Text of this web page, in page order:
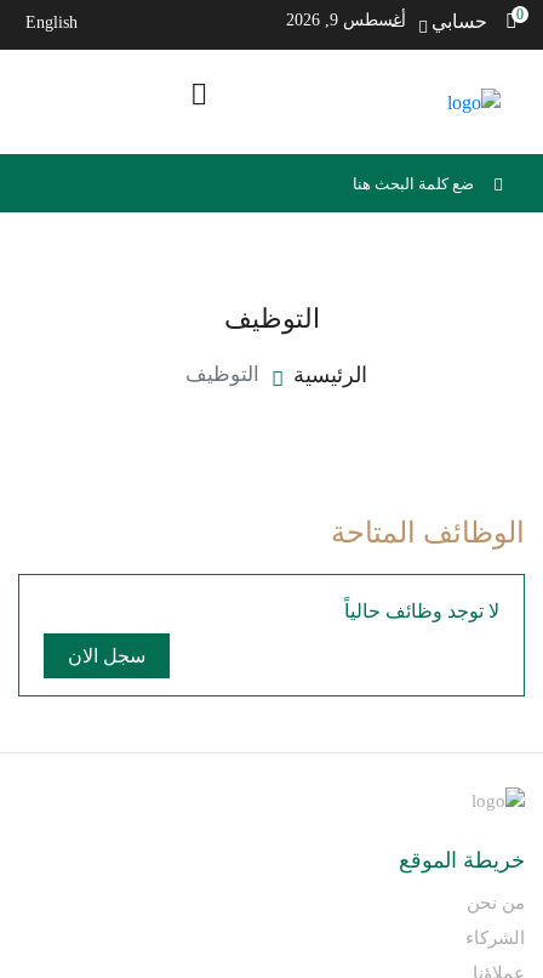
0 حسابي أغسطس 9, 2026 English
التوظيف
الرئيسية التوظيف
الوظائف المتاحة
لا توجد وظائف حالياً
سجل الان
خريطة الموقع
من نحن
الشركاء
عملاؤنا